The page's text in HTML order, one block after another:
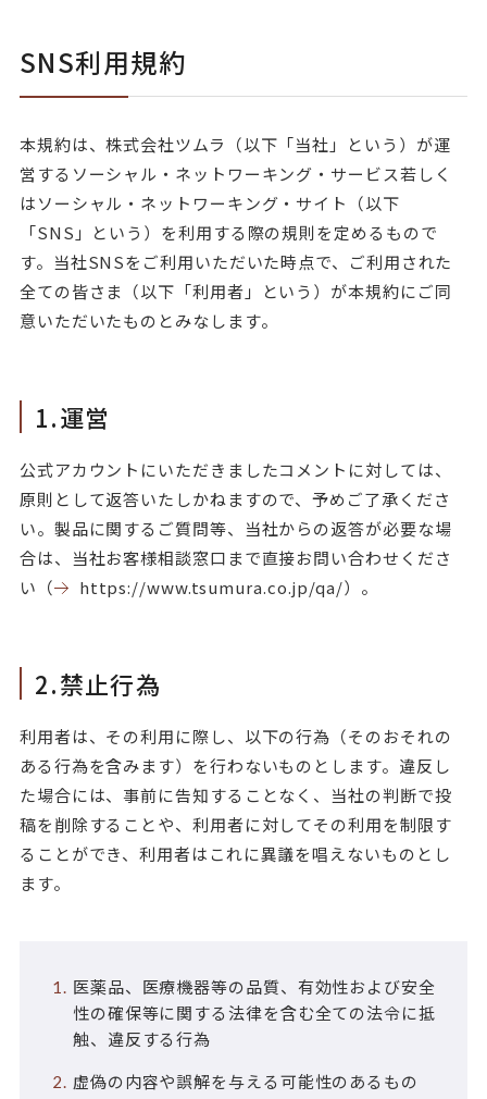
SNS利用規約
本規約は、株式会社ツムラ（以下「当社」という）が運
営するソーシャル・ネットワーキング・サービス若しく
はソーシャル・ネットワーキング・サイト（以下
「SNS」という）を利用する際の規則を定めるもので
す。当社SNSをご利用いただいた時点で、ご利用された
全ての皆さま（以下「利用者」という）が本規約にご同
意いただいたものとみなします。
1.運営
公式アカウントにいただきましたコメントに対しては、
原則として返答いたしかねますので、予めご了承くださ
い。製品に関するご質問等、当社からの返答が必要な場
合は、当社お客様相談窓口まで直接お問い合わせくださ
い（
https://www.tsumura.co.jp/qa/）。
2.禁止行為
利用者は、その利用に際し、以下の行為（そのおそれの
ある行為を含みます）を行わないものとします。違反し
た場合には、事前に告知することなく、当社の判断で投
稿を削除することや、利用者に対してその利用を制限す
ることができ、利用者はこれに異議を唱えないものとし
ます。
医薬品、医療機器等の品質、有効性および安全
性の確保等に関する法律を含む全ての法令に抵
触、違反する行為
虚偽の内容や誤解を与える可能性のあるもの